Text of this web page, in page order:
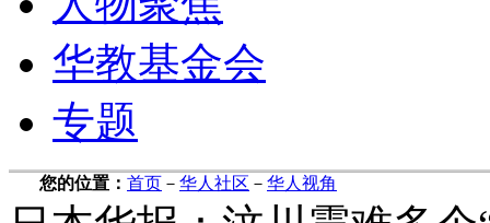
华教基金会
专题
您的位置： 首页 － 华人社区 － 华人视角